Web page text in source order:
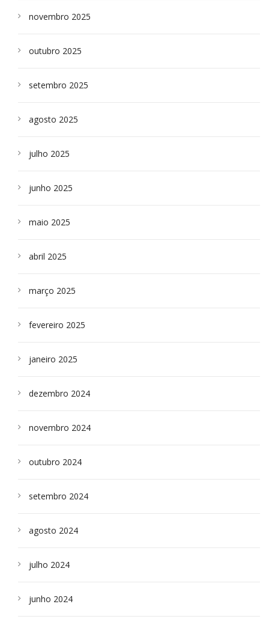
novembro 2025
outubro 2025
setembro 2025
agosto 2025
julho 2025
junho 2025
maio 2025
abril 2025
março 2025
fevereiro 2025
janeiro 2025
dezembro 2024
novembro 2024
outubro 2024
setembro 2024
agosto 2024
julho 2024
junho 2024